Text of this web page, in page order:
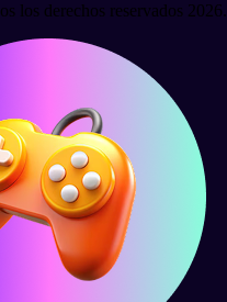
los derechos reservados 2026.